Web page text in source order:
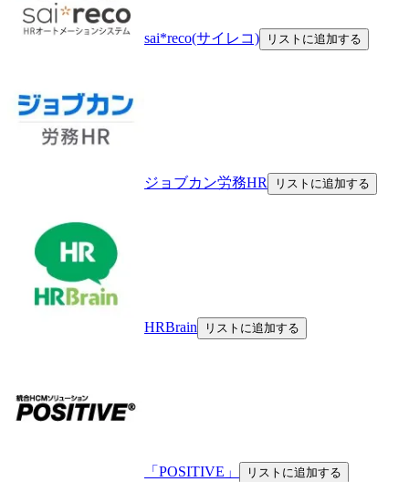
sai*reco(サイレコ) リストに追加する
ジョブカン労務HR リストに追加する
HRBrain リストに追加する
「POSITIVE」 リストに追加する